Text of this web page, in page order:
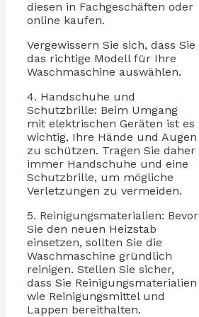
diesen in Fachgeschäften oder
online kaufen.
Vergewissern Sie sich, dass Sie
das richtige Modell für Ihre
Waschmaschine auswählen.
4. Handschuhe und
Schutzbrille: Beim Umgang
mit elektrischen Geräten ist es
wichtig, Ihre Hände und Augen
zu schützen. Tragen Sie daher
immer Handschuhe und eine
Schutzbrille, um mögliche
Verletzungen zu vermeiden.
5. Reinigungsmaterialien: Bevor
Sie den neuen Heizstab
einsetzen, sollten Sie die
Waschmaschine gründlich
reinigen. Stellen Sie sicher,
dass Sie Reinigungsmaterialien
wie Reinigungsmittel und
Lappen bereithalten.